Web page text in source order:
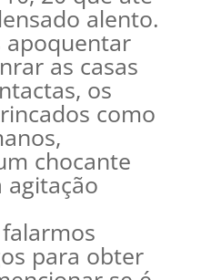
alento.
apoquentar
as casas
os
como
chocante
agitação
para obter